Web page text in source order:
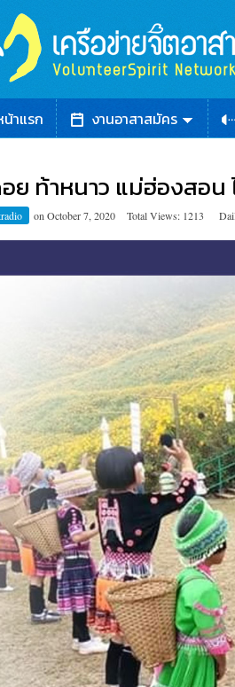
น้าแรก งานอาสาสมัคร
ย ท้าหนาว แม่ฮ่องสอน
on October 7, 2020 Total Views: 1213